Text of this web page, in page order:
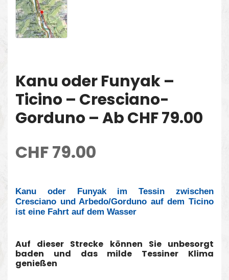
Kanu oder Funyak –
Ticino – Cresciano-
Gorduno – Ab CHF 79.00
CHF79.00
Kanu oder Funyak im Tessin zwischen
Cresciano und Arbedo/Gorduno auf dem Ticino
ist eine Fahrt auf dem Wasser
Auf dieser Strecke können Sie unbesorgt
baden und das milde Tessiner Klima
genießen